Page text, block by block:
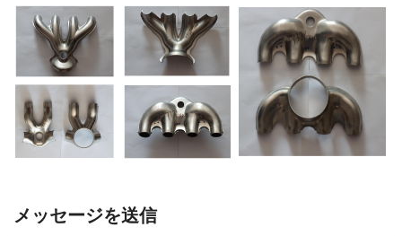
メッセージを送信